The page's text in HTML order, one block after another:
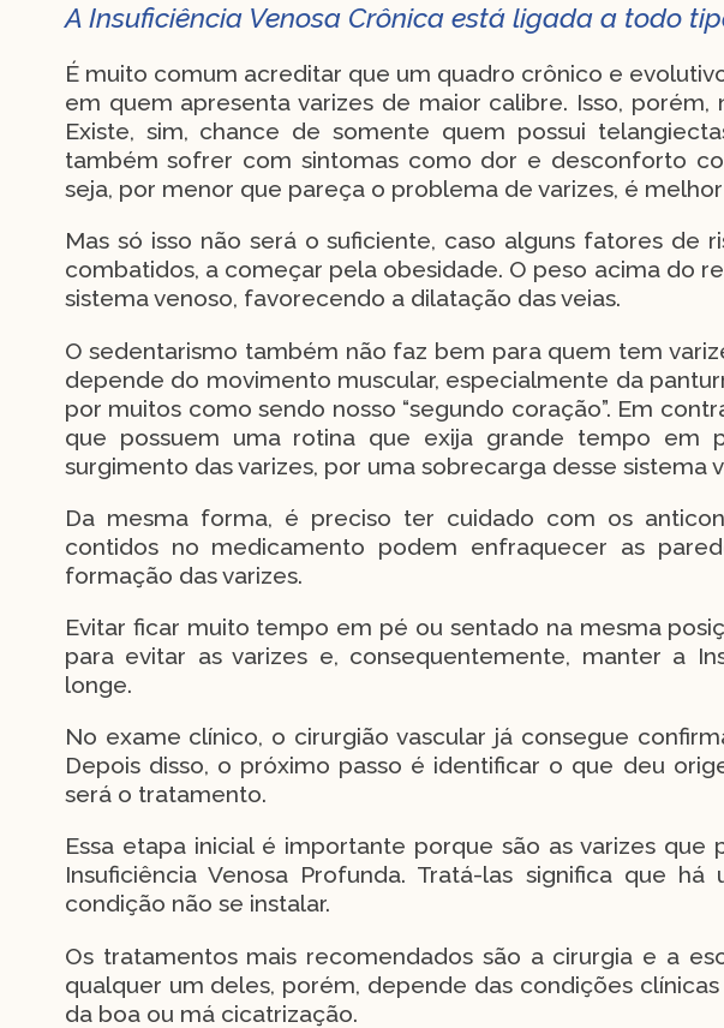
A Insuficiência Venosa Crônica está ligada a todo
É muito comum acreditar que um quadro crônico e
em quem apresenta varizes de maior calibre. Isso,
Existe, sim, chance de somente quem possui
também sofrer com sintomas como dor e desconforto
seja, por menor que pareça o problema de varizes, é
Mas só isso não será o suficiente, caso alguns fatores de
combatidos, a começar pela obesidade. O peso acima do
sistema venoso, favorecendo a dilatação das veias.
O sedentarismo também não faz bem para quem tem
depende do movimento muscular, especialmente da
por muitos como sendo nosso “segundo coração”. Em
que possuem uma rotina que exija grande tempo em
surgimento das varizes, por uma sobrecarga desse sistema
Da mesma forma, é preciso ter cuidado com os
contidos no medicamento podem enfraquecer as
formação das varizes.
Evitar ficar muito tempo em pé ou sentado na mesma
para evitar as varizes e, consequentemente, manter a
longe.
No exame clínico, o cirurgião vascular já consegue
Depois disso, o próximo passo é identificar o que deu
será o tratamento.
Essa etapa inicial é importante porque são as varizes que
Insuficiência Venosa Profunda. Tratá-las significa que
condição não se instalar.
Os tratamentos mais recomendados são a cirurgia e a
qualquer um deles, porém, depende das condições
da boa ou má cicatrização.